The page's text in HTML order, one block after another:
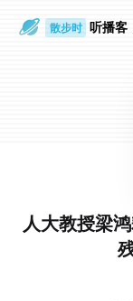
通勤路上 听播
人大教授梁